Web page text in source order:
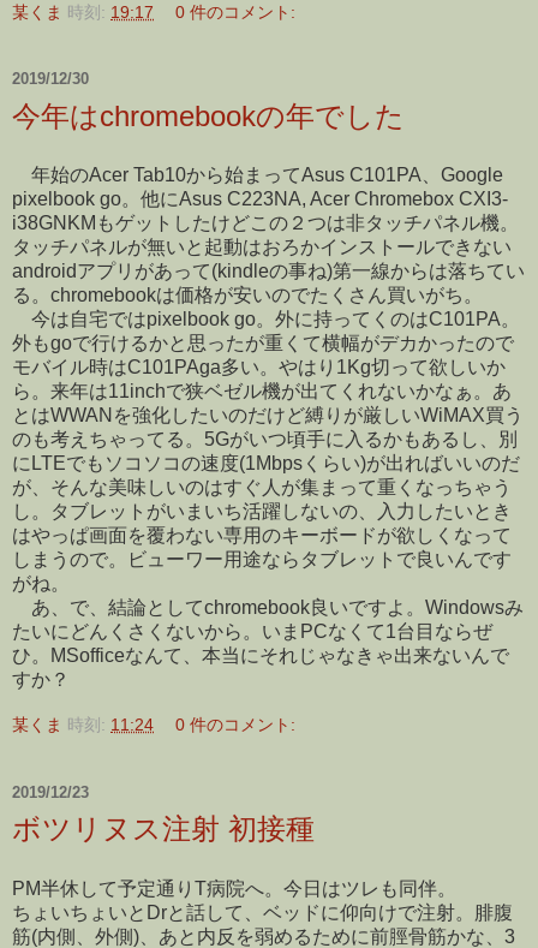
某くま 時刻: 19:17 0 件のコメント:
2019/12/30
今年はchromebookの年でした
年始のAcer Tab10から始まってAsus C101PA、Google
pixelbook go。他にAsus C223NA, Acer Chromebox CXI3-
i38GNKMもゲットしたけどこの２つは非タッチパネル機。
タッチパネルが無いと起動はおろかインストールできない
androidアプリがあって(kindleの事ね)第一線からは落ちてい
る。chromebookは価格が安いのでたくさん買いがち。
今は自宅ではpixelbook go。外に持ってくのはC101PA。
外もgoで行けるかと思ったが重くて横幅がデカかったので
モバイル時はC101PAga多い。やはり1Kg切って欲しいか
ら。来年は11inchで狭ベゼル機が出てくれないかなぁ。あ
とはWWANを強化したいのだけど縛りが厳しいWiMAX買う
のも考えちゃってる。5Gがいつ頃手に入るかもあるし、別
にLTEでもソコソコの速度(1Mbpsくらい)が出ればいいのだ
が、そんな美味しいのはすぐ人が集まって重くなっちゃう
し。タブレットがいまいち活躍しないの、入力したいとき
はやっぱ画面を覆わない専用のキーボードが欲しくなって
しまうので。ビューワー用途ならタブレットで良いんです
がね。
あ、で、結論としてchromebook良いですよ。Windowsみ
たいにどんくさくないから。いまPCなくて1台目ならぜ
ひ。MSofficeなんて、本当にそれじゃなきゃ出来ないんで
すか？
某くま 時刻: 11:24 0 件のコメント:
2019/12/23
ボツリヌス注射 初接種
PM半休して予定通りT病院へ。今日はツレも同伴。
ちょいちょいとDrと話して、ベッドに仰向けで注射。腓腹
筋(内側、外側)、あと内反を弱めるために前脛骨筋かな、3